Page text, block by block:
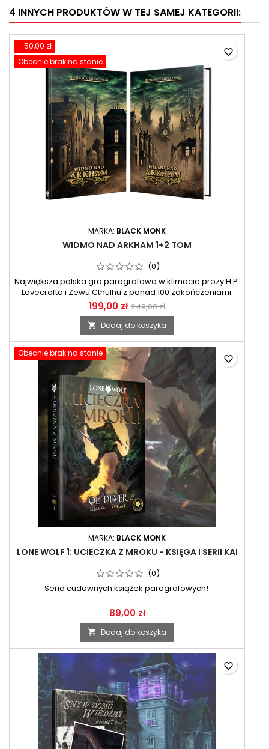
4 INNYCH PRODUKTÓW W TEJ SAMEJ KATEGORII:
- 50,00 zł
Obecnie brak na stanie
MARKA: BLACK MONK
WIDMO NAD ARKHAM 1+2 TOM
(0)
Największa polska gra paragrafowa w klimacie prozy H.P.
Lovecrafta i Zewu Cthulhu z ponad 100 zakończeniami.
199,00 zł 249,00 zł
 Dodaj do koszyka
favorite_border
Obecnie brak na stanie
MARKA: BLACK MONK
LONE WOLF 1: UCIECZKA Z MROKU - KSIĘGA I SERII KAI
(0)
Seria cudownych książek paragrafowych!
89,00 zł
 Dodaj do koszyka
favorite_border
favorite_border